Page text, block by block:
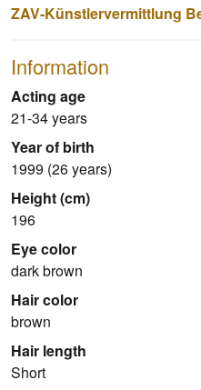
ZAV-Künstlervermittlung
Information
Acting age
21-34 years
Year of birth
1999 (26 years)
Height (cm)
196
Eye color
dark brown
Hair color
brown
Hair length
Short